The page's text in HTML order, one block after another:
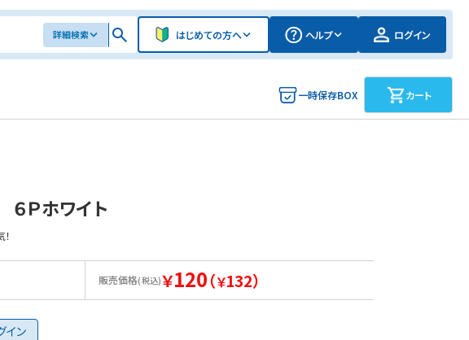
詳細検索 はじめての方へ ヘルプ ログイン
一時保存BOX カート
Ｐホワイト
販売価格(税込)￥120（￥132）
イン